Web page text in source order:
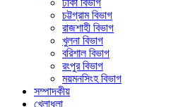
চট্টগ্রাম বিভাগ
রাজশাহী বিভাগ
খুলনা বিভাগ
বরিশাল বিভাগ
রংপুর বিভাগ
ময়মনসিংহ বিভাগ
সম্পাদকীয়
খেলাধুলা